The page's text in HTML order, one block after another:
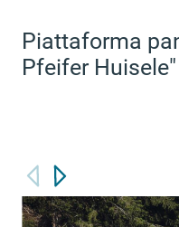
Piattaforma
Pfeifer Huisele"